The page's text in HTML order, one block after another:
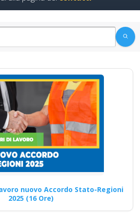
focus sulla
formazione
Nuovo
accordo stato
2025 realtà
virtuale app
fad
virtuale rischi
rspp rls rlst
nuovo Accordo Stato-Regioni
2025 (16 Ore)